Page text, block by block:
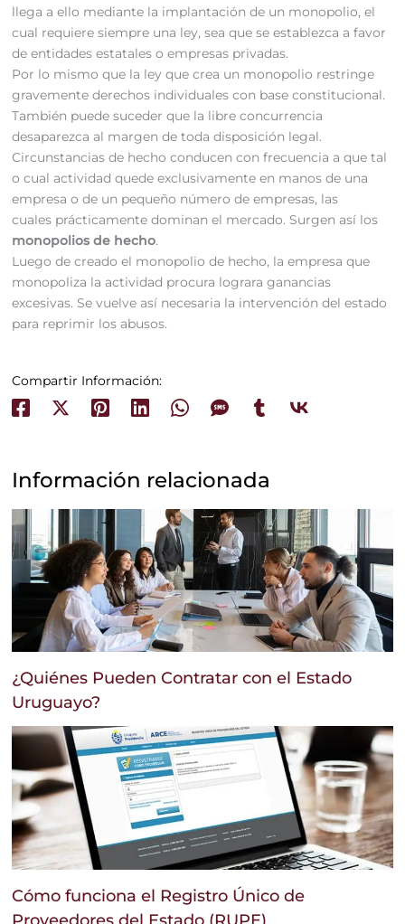
llega a ello mediante la implantación de un monopolio, el
cual requiere siempre una ley, sea que se establezca a favor
de entidades estatales o empresas privadas.
Por lo mismo que la ley que crea un monopolio restringe
gravemente derechos individuales con base constitucional.
También puede suceder que la libre concurrencia
desaparezca al margen de toda disposición legal.
Circunstancias de hecho conducen con frecuencia a que tal
o cual actividad quede exclusivamente en manos de una
empresa o de un pequeño número de empresas, las
cuales prácticamente dominan el mercado. Surgen así los
monopolios de hecho.
Luego de creado el monopolio de hecho, la empresa que
monopoliza la actividad procura lograra ganancias
excesivas. Se vuelve así necesaria la intervención del estado
para reprimir los abusos.
Compartir Información:
Información relacionada
¿Quiénes Pueden Contratar con el Estado
Uruguayo?
Cómo funciona el Registro Único de